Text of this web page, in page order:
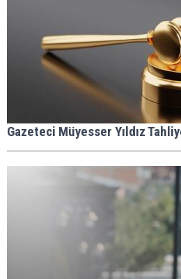
Gazeteci Müyesser Yıldız